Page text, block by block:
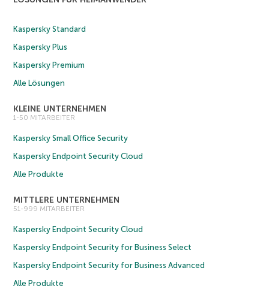
Kaspersky Standard
Kaspersky Plus
Kaspersky Premium
Alle Lösungen
KLEINE UNTERNEHMEN
1-50 MITARBEITER
Kaspersky Small Office Security
Kaspersky Endpoint Security Cloud
Alle Produkte
MITTLERE UNTERNEHMEN
51-999 MITARBEITER
Kaspersky Endpoint Security Cloud
Kaspersky Endpoint Security for Business Select
Kaspersky Endpoint Security for Business Advanced
Alle Produkte